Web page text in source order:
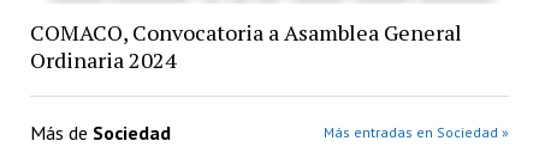
COMACO, Convocatoria a Asamblea General
Ordinaria 2024
Más de Sociedad Más entradas en Sociedad »